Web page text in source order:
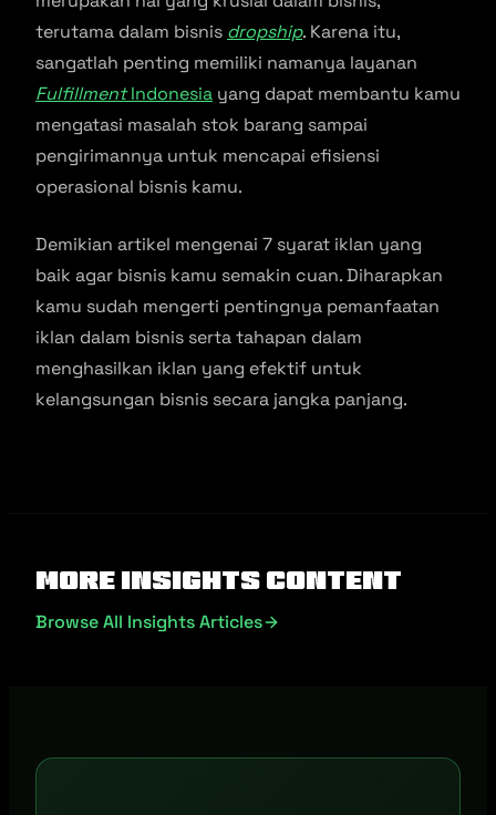
terutama dalam bisnis dropship. Karena itu,
sangatlah penting memiliki namanya layanan
FulfillmentIndonesia yang dapat membantu kamu
mengatasi masalah stok barang sampai
pengirimannya untuk mencapai efisiensi
operasional bisnis kamu.
Demikian artikel mengenai 7 syarat iklan yang
baik agar bisnis kamu semakin cuan. Diharapkan
kamu sudah mengerti pentingnya pemanfaatan
iklan dalam bisnis serta tahapan dalam
menghasilkan iklan yang efektif untuk
kelangsungan bisnis secara jangka panjang.
More Insights Content
Browse All Insights Articles